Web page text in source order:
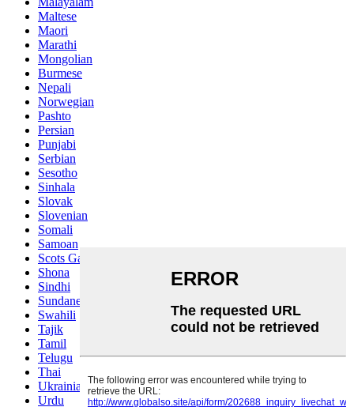
Maltese
Maori
Marathi
Mongolian
Burmese
Nepali
Norwegian
Pashto
Persian
Punjabi
Serbian
Sesotho
Sinhala
Slovak
Slovenian
Somali
Samoan
Scots Gaelic
Shona
Sindhi
Sundanese
Swahili
Tajik
Tamil
Telugu
Thai
Ukrainian
Urdu